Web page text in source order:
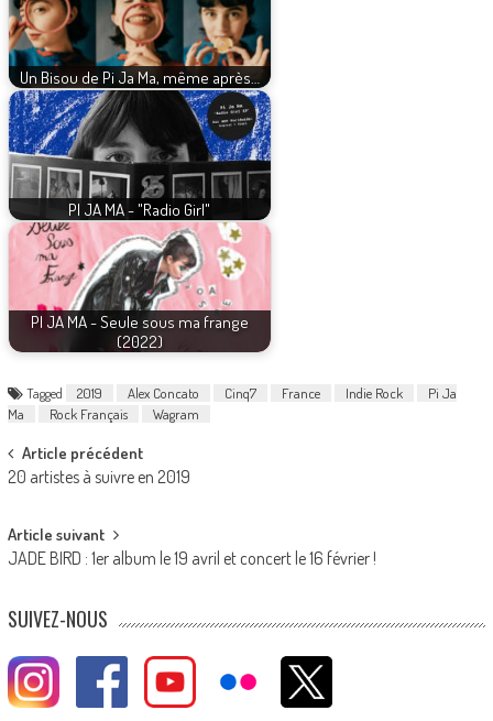
Un Bisou de Pi Ja Ma, même après…
PI JA MA - "Radio Girl"
PI JA MA - Seule sous ma frange
(2022)
Tagged 2019 Alex Concato Cinq7 France Indie Rock
Pi Ja
Ma
Rock Français Wagram
Post
navigation
Article précédent
20 artistes à suivre en 2019
Article suivant
JADE BIRD : 1er album le 19 avril et concert le 16 février !
SUIVEZ-NOUS